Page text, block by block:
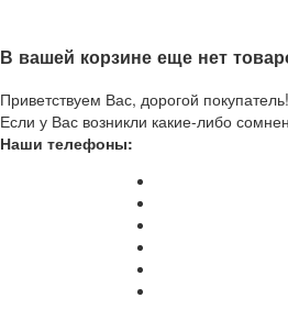
В вашей корзине еще нет
Приветствуем Вас, дорогой
Если у Вас возникли какие-либо
Наши телефоны: